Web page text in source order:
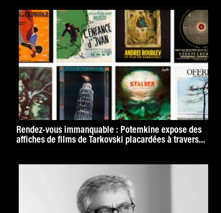
Rendez-vous immanquable : Potemkine expose des
affiches de films de Tarkovski placardées à travers